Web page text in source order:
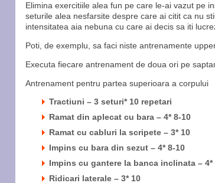
Elimina exercitiile alea fun pe care le-ai vazut pe
seturile alea nesfarsite despre care ai citit ca nu
intensitatea aia nebuna cu care ai decis sa iti
Poti, de exemplu, sa faci niste antrenamente
Executa fiecare antrenament de doua ori pe
Antrenament pentru partea superioara a corpului
Tractiuni – 3 seturi* 10 repetari
Ramat din aplecat cu bara – 4* 8-10
Ramat cu cabluri la scripete – 3* 10
Impins cu bara din sezut – 4* 8-10
Impins cu gantere la banca inclinata – 4*
Ridicari laterale – 3* 10